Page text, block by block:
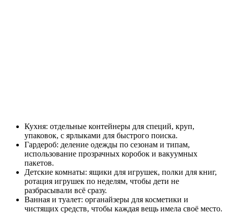
Кухня: отдельные контейнеры для специй, круп,
упаковок, с ярлыками для быстрого поиска.
Гардероб: деление одежды по сезонам и типам,
использование прозрачных коробок и вакуумных
пакетов.
Детские комнаты: ящики для игрушек, полки для книг,
ротация игрушек по неделям, чтобы дети не
разбрасывали всё сразу.
Ванная и туалет: органайзеры для косметики и
чистящих средств, чтобы каждая вещь имела своё место.